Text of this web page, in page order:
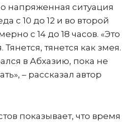
напряженная ситуация
с 10 до 12 и во второй
с 14 до 18 часов. «Это
тянется как змея.
в Абхазию, пока не
– рассказал автор
показывает, что время